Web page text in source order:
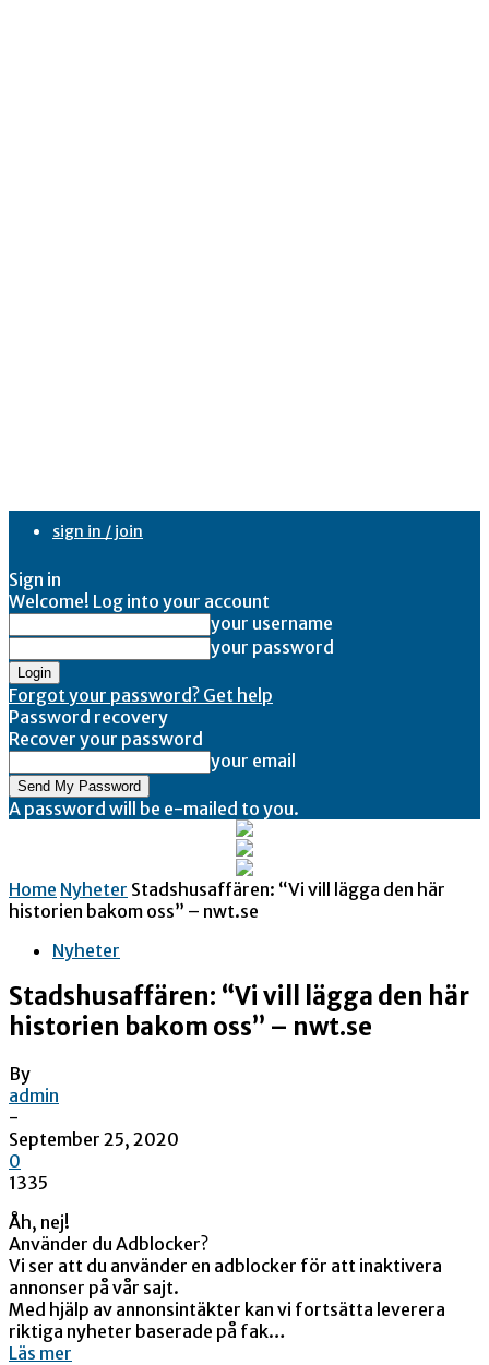
sign in / join
Sign in
Welcome! Log into your account
your username
your password
Forgot your password? Get help
Password recovery
Recover your password
your email
A password will be e-mailed to you.
Home Nyheter Stadshusaffären: “Vi vill lägga den här
historien bakom oss” – nwt.se
Nyheter
Stadshusaffären: “Vi vill lägga den här
historien bakom oss” – nwt.se
By
admin
-
September 25, 2020
0
1335
Åh, nej!
Använder du Adblocker?
Vi ser att du använder en adblocker för att inaktivera
annonser på vår sajt.
Med hjälp av annonsintäkter kan vi fortsätta leverera
riktiga nyheter baserade på fak…
Läs mer